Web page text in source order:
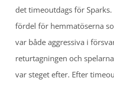
det timeoutdags för
fördel för hemmatöserna
var både aggressiva i
returtagningen och
var steget efter. Efter